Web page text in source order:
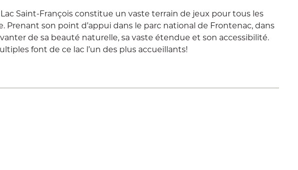
Saint-François constitue un vaste terrain de jeux pour tous les
son point d’appui dans le parc national de Frontenac, dans
de sa beauté naturelle, sa vaste étendue et son accessibilité.
font de ce lac l’un des plus accueillants!